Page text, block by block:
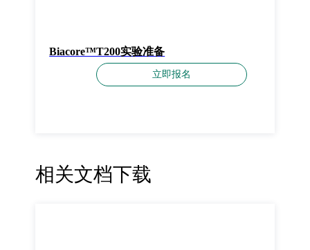
Biacore™T200实验准备
立即报名
相关文档下载